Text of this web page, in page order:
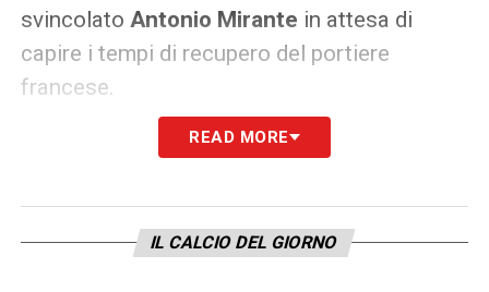
svincolato Antonio Mirante in attesa di
capire i tempi di recupero del portiere
francese.
L’ex estremo difensore della Roma ha
LA PLAYLIST DELLE NOSTRE TOP NEWS
READ MORE
IL CALCIO DEL GIORNO